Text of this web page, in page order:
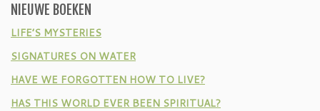
NIEUWE BOEKEN
LIFE’S MYSTERIES
SIGNATURES ON WATER
HAVE WE FORGOTTEN HOW TO LIVE?
HAS THIS WORLD EVER BEEN SPIRITUAL?